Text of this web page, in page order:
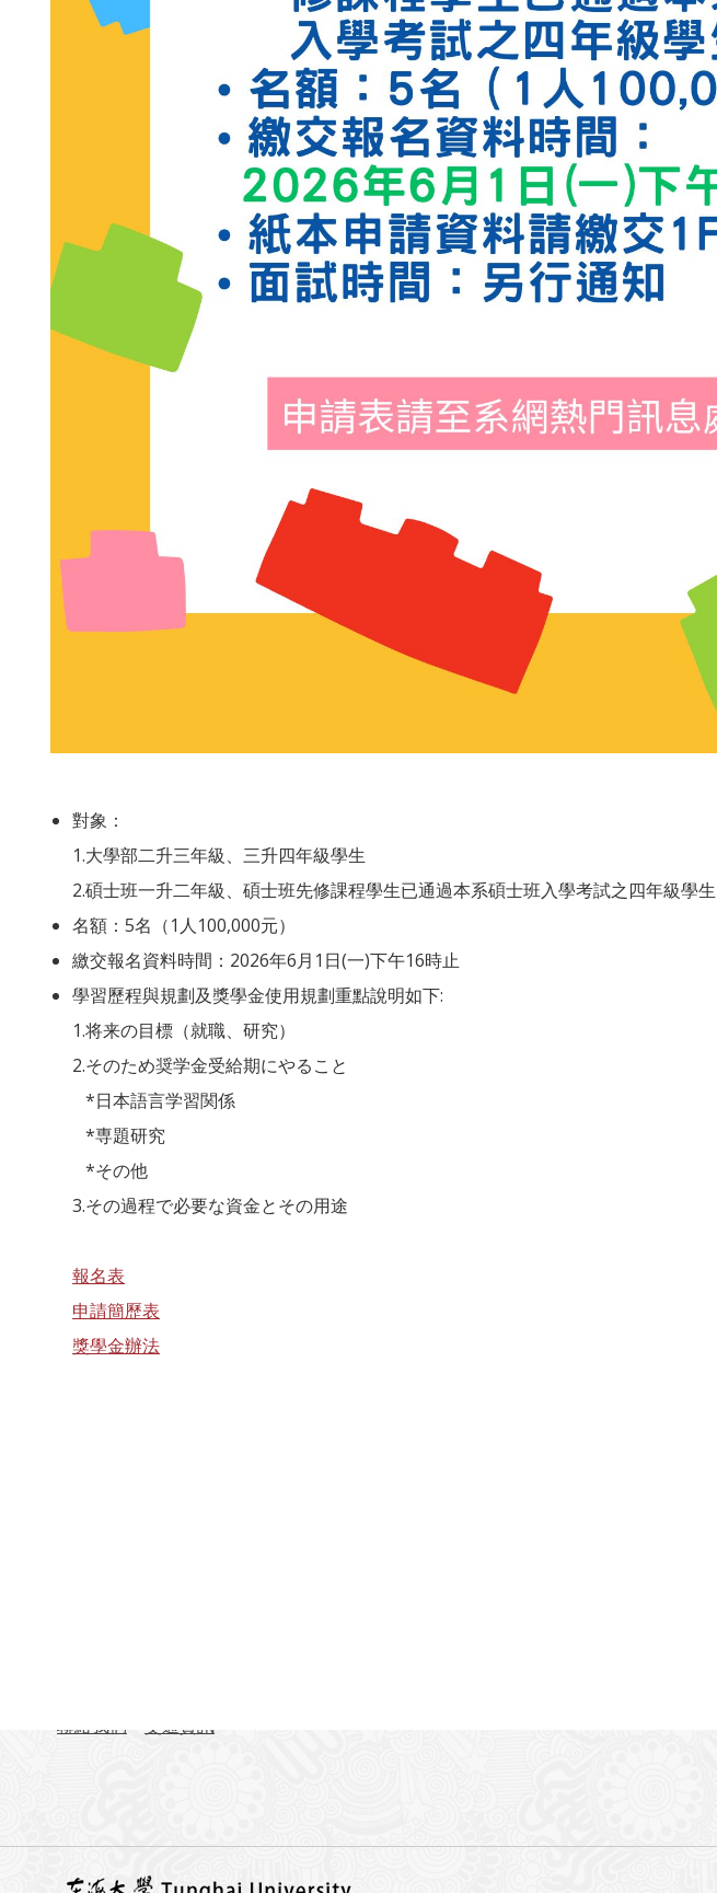
對象：
1.大學部二升三年級、三升四年級學生
2.碩士班一升二年級、碩士班先修課程學生已通過本系碩士班入學考試之四年級學生
名額：5名（1人100,000元）
繳交報名資料時間：2026年6月1日(一)下午16時止
學習歷程與規劃及獎學金使用規劃重點說明如下:
1.将来の目標（就職、研究）
2.そのため奨学金受給期にやること
*日本語言学習関係
*専題研究
*その他
3.その過程で必要な資金とその用途
報名表
申請簡歷表
獎學金辦法
聯絡我們
交通資訊